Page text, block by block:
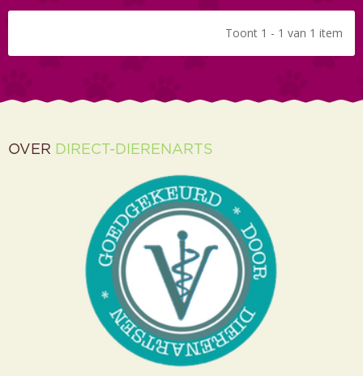
Toont 1 - 1 van 1 item
OVER DIRECT-DIERENARTS